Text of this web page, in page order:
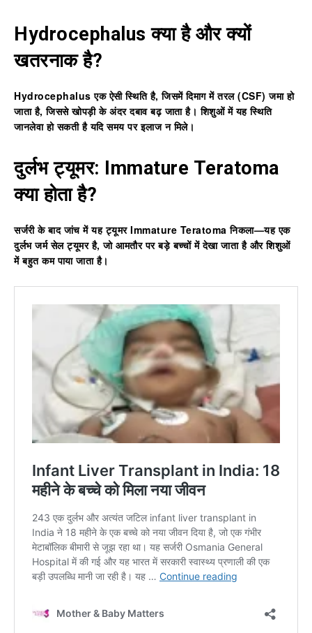
Hydrocephalus क्या है और क्यों
खतरनाक है?
Hydrocephalus एक ऐसी स्थिति है, जिसमें दिमाग में तरल (CSF) जमा हो
जाता है, जिससे खोपड़ी के अंदर दबाव बढ़ जाता है। शिशुओं में यह स्थिति
जानलेवा हो सकती है यदि समय पर इलाज न मिले।
दुर्लभ ट्यूमर: Immature Teratoma
क्या होता है?
सर्जरी के बाद जांच में यह ट्यूमर Immature Teratoma निकला—यह एक
दुर्लभ जर्म सेल ट्यूमर है, जो आमतौर पर बड़े बच्चों में देखा जाता है और शिशुओं
में बहुत कम पाया जाता है।